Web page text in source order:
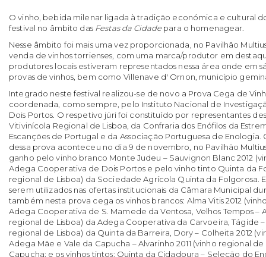
O vinho, bebida milenar ligada à tradição económica e cultural
festival no âmbito das Festas da Cidade para o homenagear.
Nesse âmbito foi mais uma vez proporcionada, no Pavilhão
venda de vinhos torrienses, com uma marca/produtor em
produtores locais estiveram representados nessa área onde em
provas de vinhos, bem como Villenave d' Ornon, município
Integrado neste festival realizou-se de novo a Prova Cega de
coordenada, como sempre, pelo Instituto Nacional de
Dois Portos. O respetivo júri foi constituído por representantes
Vitivinícola Regional de Lisboa, da Confraria dos Enófilos da
Escanções de Portugal e da Associação Portuguesa de
dessa prova aconteceu no dia 9 de novembro, no Pavilhão
ganho pelo vinho branco Monte Judeu – Sauvignon Blanc 2012
Adega Cooperativa de Dois Portos e pelo vinho tinto Quinta da
regional de Lisboa) da Sociedade Agrícola Quinta da Folgorosa.
serem utilizados nas ofertas institucionais da Câmara Municipal
também nesta prova cega os vinhos brancos: Alma Vitis 2012
Adega Cooperativa de S. Mamede da Ventosa, Velhos Tempos –
regional de Lisboa) da Adega Cooperativa da Carvoeira, Tágide –
regional de Lisboa) da Quinta da Barreira, Dory – Colheita 2012
Adega Mãe e Vale da Capucha – Alvarinho 2011 (vinho regional
Capucha; e os vinhos tintos: Quinta da Cidadoura – Seleção do